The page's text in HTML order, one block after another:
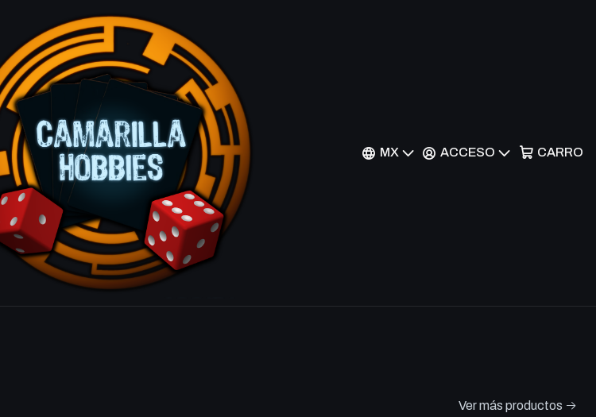
MX ACCESO CARRO
Sunscorched Desert - AKH - C
Mostrar stock de ubicaciones
COMPARTIR ESTE PRODUCTO
Ver más productos